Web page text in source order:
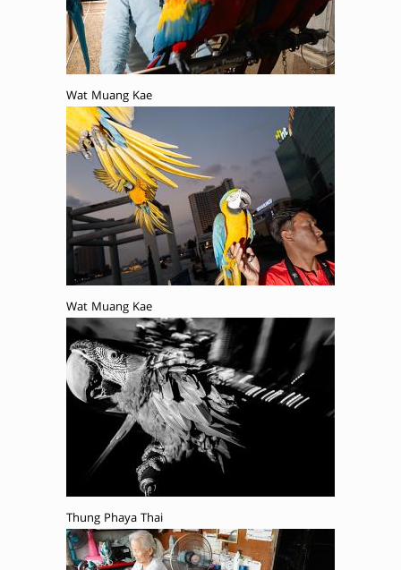
Wat Muang Kae
Wat Muang Kae
Thung Phaya Thai